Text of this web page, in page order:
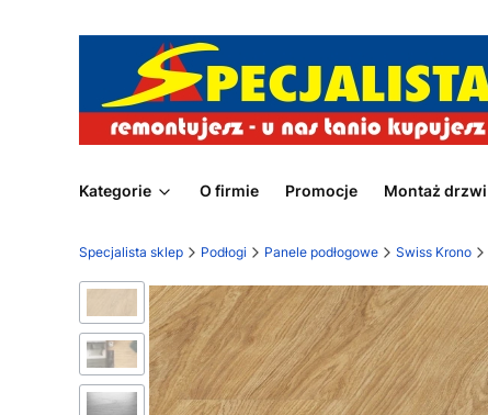
Kategorie O firmie Promocje Montaż drzwi
Specjalista sklep Podłogi Panele podłogowe Swiss Krono